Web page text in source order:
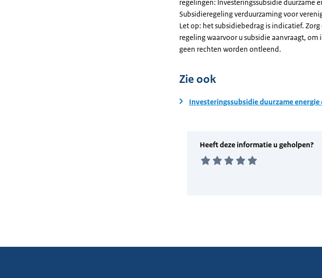
regelingen: Investeringssubsidie duurzame
Subsidieregeling verduurzaming voor
Let op: het subsidiebedrag is indicatief.
regeling waarvoor u subsidie aanvraagt,
geen rechten worden ontleend.
Zie ook
Investeringssubsidie duurzame energie